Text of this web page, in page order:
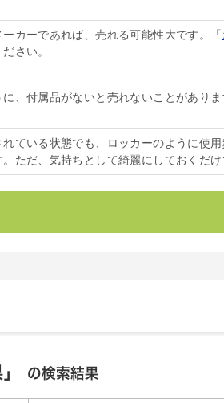
カーであれば、売れる可能性大です。「
さい。
に、付属品がないと売れないことがあり
ている状態でも、ロッカーのように使
ただ、気持ちとして綺麗にしておくだけ